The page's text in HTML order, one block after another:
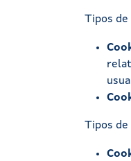
Tipos de
Tipos de